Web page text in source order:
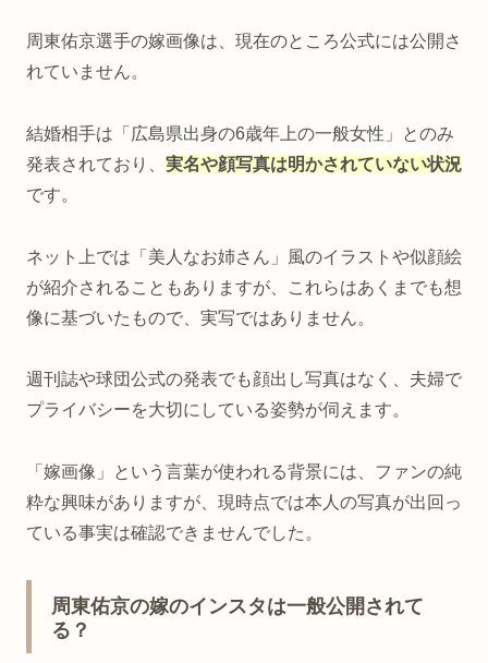
周東佑京選手の嫁画像は、現在のところ公式には公開さ
れていません。
結婚相手は「広島県出身の6歳年上の一般女性」とのみ
発表されており、 実名や顔写真は明かされていない状況
です。
ネット上では「美人なお姉さん」風のイラストや似顔絵
が紹介されることもありますが、これらはあくまでも想
像に基づいたもので、実写ではありません。
週刊誌や球団公式の発表でも顔出し写真はなく、夫婦で
プライバシーを大切にしている姿勢が伺えます。
「嫁画像」という言葉が使われる背景には、ファンの純
粋な興味がありますが、現時点では本人の写真が出回っ
ている事実は確認できませんでした。
周東佑京の嫁のインスタは一般公開されて
る？